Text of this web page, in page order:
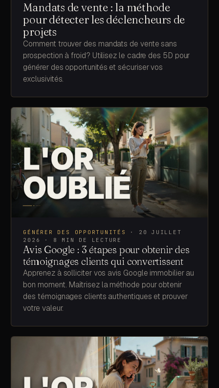
Mandats de vente : la méthode
pour détecter les déclencheurs de
projets
Comment trouver des mandats de vente sans
prospection à froid? Utilisez le cadre des 5D pour
générer des opportunités et sécuriser vos
exclusivités.
GÉNÉRER DES OPPORTUNITÉS · 20 JUILLET
2026
· 8 MIN DE LECTURE
Avis Google : 3 étapes pour obtenir des
témoignages clients qui convertissent
Apprenez à solliciter vos avis Google immobilier au
bon moment. Maîtrisez la méthode pour obtenir
des témoignages clients authentiques et prouver
votre valeur.